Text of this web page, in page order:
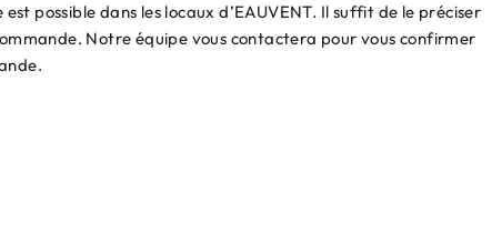
possible dans les locaux d’EAUVENT. Il suffit de le préciser
Notre équipe vous contactera pour vous confirmer